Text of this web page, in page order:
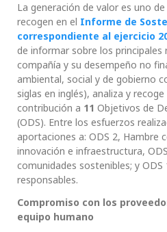
La generación de valor es uno
recogen en el Informe de
correspondiente al ejercicio
de informar sobre los principales
compañía y su desempeño no
ambiental, social y de gobierno
siglas en inglés), analiza y
contribución a 11 Objetivos de
(ODS). Entre los esfuerzos
aportaciones a: ODS 2, Hambre
innovación e infraestructura,
comunidades sostenibles; y
responsables.
Compromiso con los
equipo humano